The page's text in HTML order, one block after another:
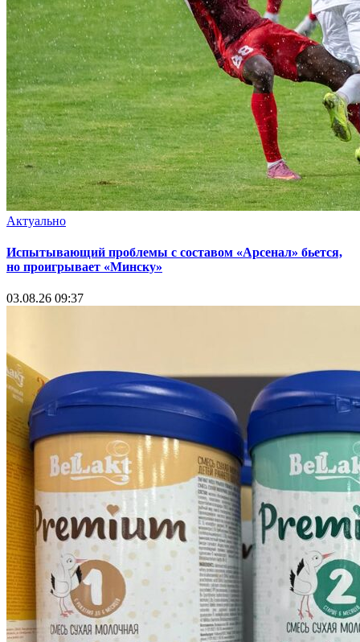
Актуально
Испытывающий проблемы с составом «Арсенал» бьется,
но проигрывает «Минску»
03.08.26 09:37